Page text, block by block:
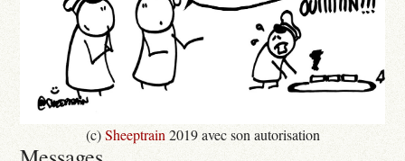
(c)Sheeptrain 2019 avec son autorisation